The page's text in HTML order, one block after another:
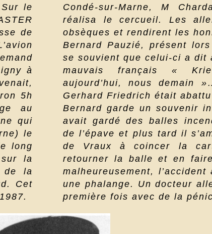
le
de
à
5h
au
qui
le
long
la
de la
Cet
Condé-sur-Marne, M
réalisa le cercueil. Les
obsèques et rendirent les
Bernard Pauzié, présent
se souvient que celui-ci a dit
mauvais français «
aujourd’hui, nous demain
Gerhard Friedrich était
Bernard garde un souvenir
avait gardé des balles
de l’épave et plus tard il
de Vraux à coincer la
retourner la balle et en
malheureusement,
une phalange. Un docteur
première fois avec de la